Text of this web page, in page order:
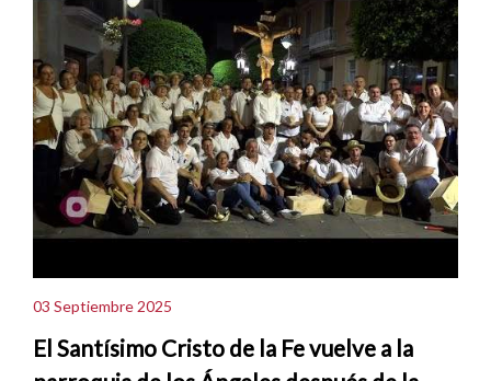
03 Septiembre 2025
El Santísimo Cristo de la Fe vuelve a la